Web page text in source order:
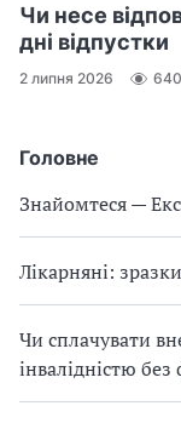
Головне
Знайомтеся —
Лікарняні:
Чи сплачувати
інвалідністю
Чи несе
дні відпустки
2 липня 2026 640